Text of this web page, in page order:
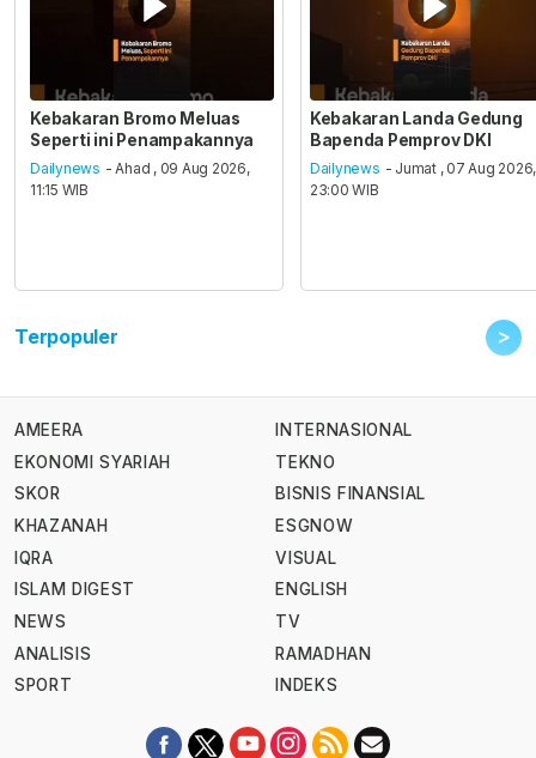
Kebakaran Bromo Meluas
Seperti ini Penampakannya
Dailynews - Ahad , 09 Aug 2026,
11:15 WIB
Kebakaran Landa Gedung
Bapenda Pemprov DKI
Dailynews - Jumat , 07 Aug 2026,
23:00 WIB
Terpopuler >
AMEERA
EKONOMI SYARIAH
SKOR
KHAZANAH
IQRA
ISLAM DIGEST
NEWS
ANALISIS
SPORT
INTERNASIONAL
TEKNO
BISNIS FINANSIAL
ESGNOW
VISUAL
ENGLISH
TV
RAMADHAN
INDEKS